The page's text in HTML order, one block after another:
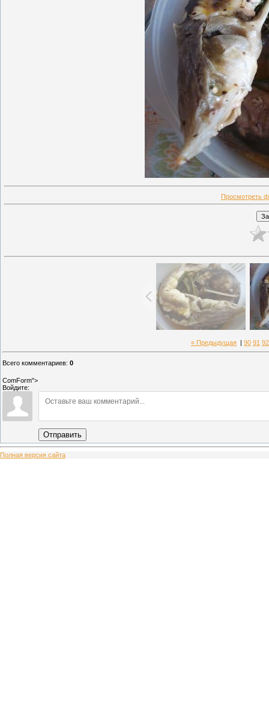
Просмотреть
« Предыдущая 90 91 92
Всего комментариев: 0
ComForm">
Войдите:
Отправить
Полная версия сайта